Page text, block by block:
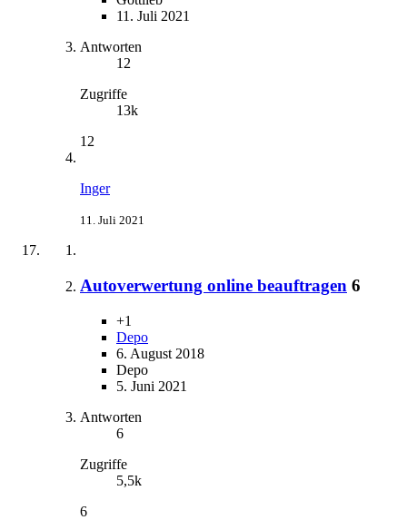
11. Juli 2021
Antworten
12
Zugriffe
13k
12
Inger
11. Juli 2021
Autoverwertung online beauftragen 6
+1
Depo
6. August 2018
Depo
5. Juni 2021
Antworten
6
Zugriffe
5,5k
6